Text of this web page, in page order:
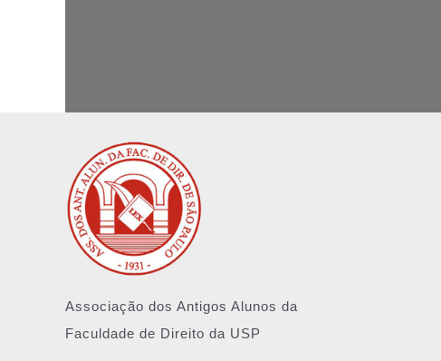
Associação dos Antigos Alunos da
Faculdade de Direito da USP